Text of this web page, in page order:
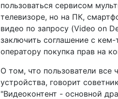
пользоваться сервисом
телевизоре, но на ПК,
видео по запросу (Video on
заключить соглашение с
оператору покупка прав на
О том, что пользователи все
устройства, говорит
"Видеоконтент - основной